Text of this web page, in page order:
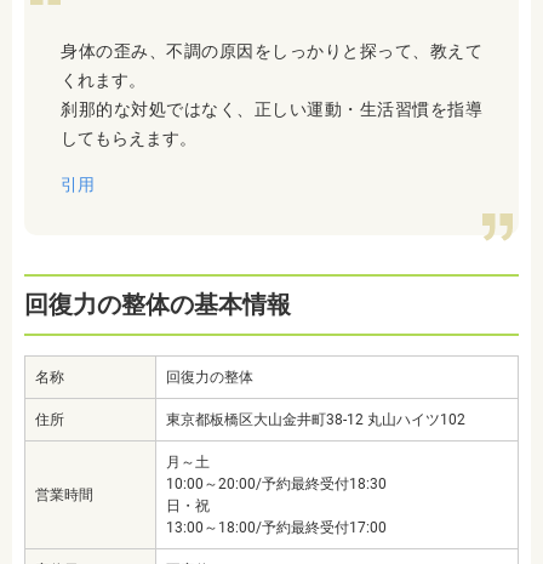
身体の歪み、不調の原因をしっかりと探って、教えて
くれます。
刹那的な対処ではなく、正しい運動・生活習慣を指導
してもらえます。
引用
回復力の整体の基本情報
名称 回復力の整体
住所 東京都板橋区大山金井町38-12 丸山ハイツ102
営業時間
月～土
10:00～20:00/予約最終受付18:30
日・祝
13:00～18:00/予約最終受付17:00